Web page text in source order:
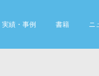
実績・事例 書籍 ニ